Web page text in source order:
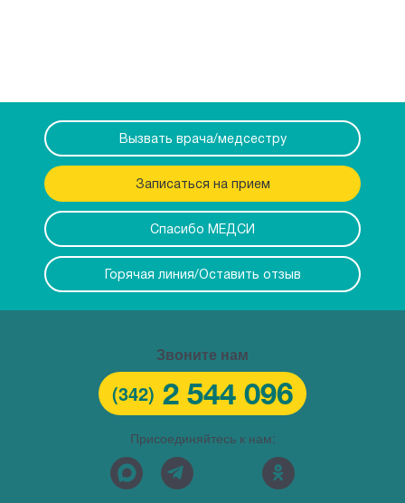
Вызвать врача/медсестру
Записаться на прием
Спасибо МЕДСИ
Горячая линия/Оставить отзыв
Звоните нам
(342) 2 544 096
Присоединяйтесь к нам: